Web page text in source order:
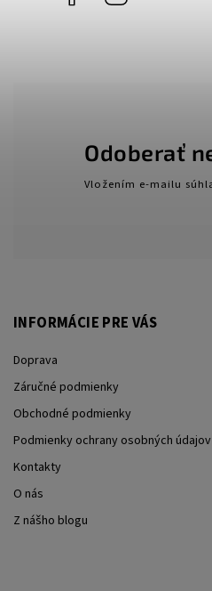
Odoberať
Vložením e-mailu
INFORMÁCIE PRE VÁS
Doprava
Záručné podmienky
Obchodné podmienky
Podmienky ochrany osobných údajov
Kontakty
O nás
Z nášho blogu